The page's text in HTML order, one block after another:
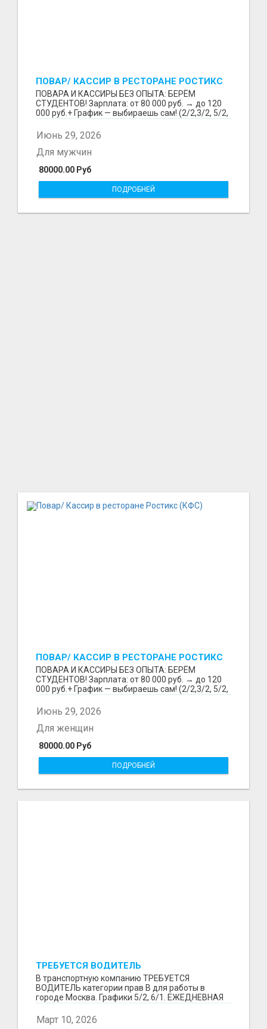
ПОВАР/ КАССИР В РЕСТОРАНЕ РОСТИКС
(КФС)
ПОВАРА И КАССИРЫ БЕЗ ОПЫТА: БЕРЁМ
СТУДЕНТОВ! Зарплата: от 80 000 руб. → до 120
000 руб.+ График — выбираешь сам! (2/2,3/2, 5/2,
Июнь 29, 2026
80000.00 Руб
Для мужчин
ПОДРОБНЕЙ
ПОВАР/ КАССИР В РЕСТОРАНЕ РОСТИКС
(КФС)
ПОВАРА И КАССИРЫ БЕЗ ОПЫТА: БЕРЁМ
СТУДЕНТОВ! Зарплата: от 80 000 руб. → до 120
000 руб.+ График — выбираешь сам! (2/2,3/2, 5/2,
Июнь 29, 2026
80000.00 Руб
Для женщин
ПОДРОБНЕЙ
ТРЕБУЕТСЯ ВОДИТЕЛЬ
В транспортную компанию ТРЕБУЕТСЯ
ВОДИТЕЛЬ категории прав В для работы в
городе Москва. Графики 5/2, 6/1. ЕЖЕДНЕВНАЯ
ОПЛАТА ТРУДА В КОНЦЕ СМ...
Март 10, 2026